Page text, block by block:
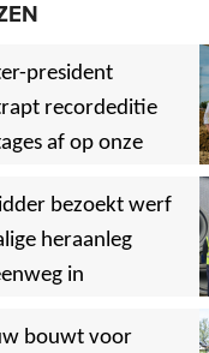
president
recordeditie
af op onze
,
,
bezoekt werf
heraanleg
in
,
bouwt voor